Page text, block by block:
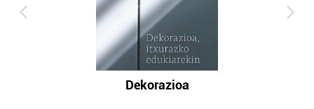
Dekorazioa